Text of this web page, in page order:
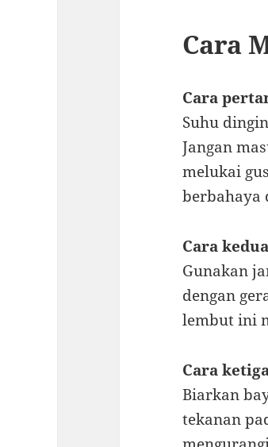
Cara
Cara
Suhu
Jangan
melukai
berbahaya
Cara
Gunakan
dengan
lembut ini
Cara
Biarkan
tekanan